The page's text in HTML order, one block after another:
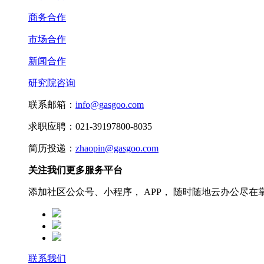
商务合作
市场合作
新闻合作
研究院咨询
联系邮箱： info@gasgoo.com
求职应聘：021-39197800-8035
简历投递： zhaopin@gasgoo.com
关注我们更多服务平台
添加社区公众号、小程序， APP， 随时随地云办公尽在
联系我们